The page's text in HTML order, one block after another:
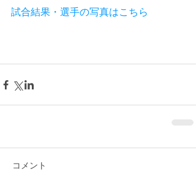
試合結果・選手の写真はこちら
コメント